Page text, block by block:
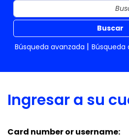
Buscar
Búsqueda avanzada
Búsqueda
Ingresar a su
Card number or username: